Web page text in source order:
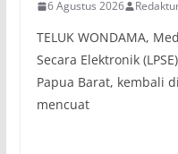
6 Agustus 2026
TELUK WONDAMA,
Secara Elektronik
Papua Barat, kembali
mencuat